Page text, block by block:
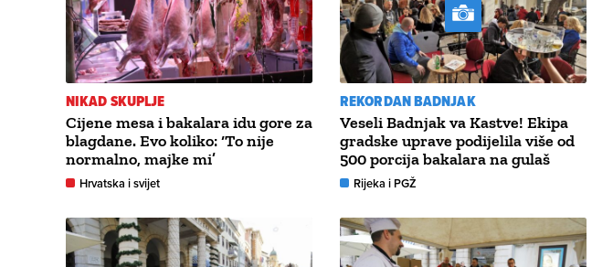
NIKAD SKUPLJE
Cijene mesa i bakalara idu gore za
blagdane. Evo koliko: ‘To nije
normalno, majke mi’
Hrvatska i svijet
REKORDAN BADNJAK
Veseli Badnjak va Kastve! Ekipa
gradske uprave podijelila više od
500 porcija bakalara na gulaš
Rijeka i PGŽ